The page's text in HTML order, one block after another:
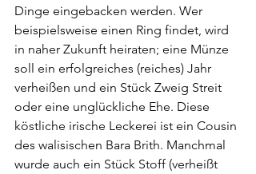
Dinge eingebacken werden. Wer
beispielsweise einen Ring findet, wird
in naher Zukunft heiraten; eine Münze
soll ein erfolgreiches (reiches) Jahr
verheißen und ein Stück Zweig Streit
oder eine unglückliche Ehe. Diese
köstliche irische Leckerei ist ein Cousin
des walisischen Bara Brith. Manchmal
wurde auch ein Stück Stoff (verheißt